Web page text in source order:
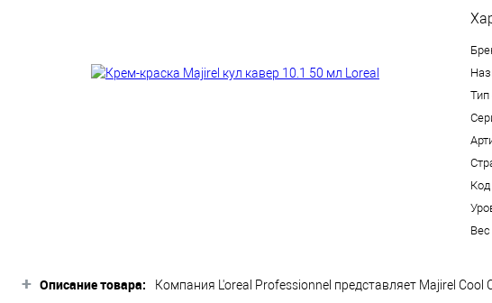
Тип
+ Описание товара:
Компания L'oreal Professionnel представляет Majirel